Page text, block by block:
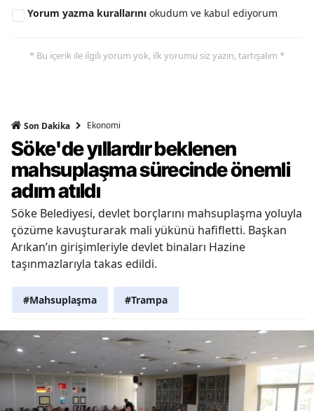
Yorum yazma kurallarını okudum ve kabul ediyorum
* Bu içerik ile ilgili yorum yok, ilk yorumu siz yazın, tartışalım *
Son Dakika Ekonomi
Söke'de yıllardır beklenen
mahsuplaşma sürecinde önemli
adım atıldı
Söke Belediyesi, devlet borçlarını mahsuplaşma yoluyla
çözüme kavuşturarak mali yükünü hafifletti. Başkan
Arıkan’ın girişimleriyle devlet binaları Hazine
taşınmazlarıyla takas edildi.
#Mahsuplaşma #Trampa